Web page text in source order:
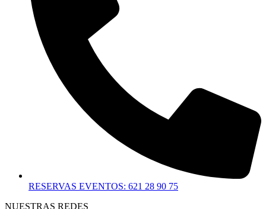
RESERVAS EVENTOS: 621 28 90 75
NUESTRAS REDES